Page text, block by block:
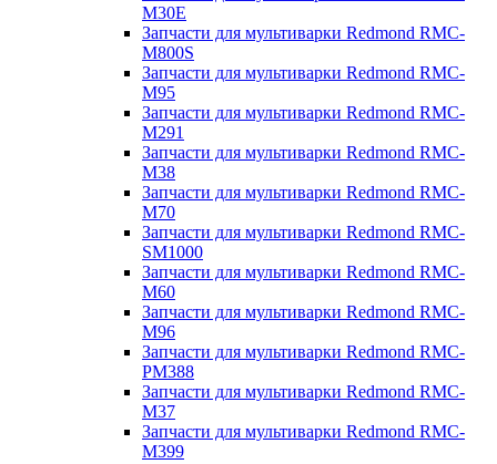
M30E
Запчасти для мультиварки Redmond RMC-
M800S
Запчасти для мультиварки Redmond RMC-
M95
Запчасти для мультиварки Redmond RMC-
M291
Запчасти для мультиварки Redmond RMC-
M38
Запчасти для мультиварки Redmond RMC-
M70
Запчасти для мультиварки Redmond RMC-
SM1000
Запчасти для мультиварки Redmond RMC-
M60
Запчасти для мультиварки Redmond RMC-
M96
Запчасти для мультиварки Redmond RMC-
PM388
Запчасти для мультиварки Redmond RMC-
M37
Запчасти для мультиварки Redmond RMC-
M399